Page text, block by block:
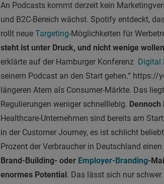
An Podcasts kommt derzeit kein
und B2C-Bereich wächst. Spotify entdeckt,
rollt neue Targeting-Möglichkeiten für
steht ist unter Druck, und nicht wenige
erklärte auf der Hamburger Konferenz Digital
seinem Podcast an den Start gehen.“ https://
längeren Atem als Consumer-Märkte. Das
Regulierungen weniger schnelllebig. Dennoch
Healthcare-Unternehmen sind bereits am
in der Customer Journey, es ist schlicht
Prozent der Verbraucher in Deutschland
Brand-Building- oder Employer-Branding-
enormes Potential. Das lässt sich nur schwer